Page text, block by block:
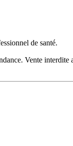
de santé.
Vente